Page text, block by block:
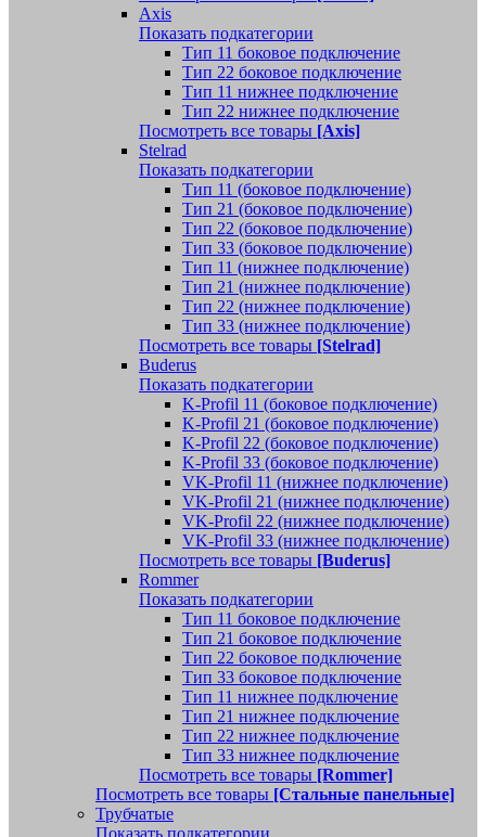
Axis
Показать подкатегории
Тип 11 боковое подключение
Тип 22 боковое подключение
Тип 11 нижнее подключение
Тип 22 нижнее подключение
Посмотреть все товары [Axis]
Stelrad
Показать подкатегории
Tип 11 (боковое подключение)
Тип 21 (боковое подключение)
Тип 22 (боковое подключение)
Тип 33 (боковое подключение)
Тип 11 (нижнее подключение)
Тип 21 (нижнее подключение)
Тип 22 (нижнее подключение)
Тип 33 (нижнее подключение)
Посмотреть все товары [Stelrad]
Buderus
Показать подкатегории
K-Profil 11 (боковое подключение)
K-Profil 21 (боковое подключение)
K-Profil 22 (боковое подключение)
K-Profil 33 (боковое подключение)
VK-Profil 11 (нижнее подключение)
VK-Profil 21 (нижнее подключение)
VK-Profil 22 (нижнее подключение)
VK-Profil 33 (нижнее подключение)
Посмотреть все товары [Buderus]
Rommer
Показать подкатегории
Тип 11 боковое подключение
Тип 21 боковое подключение
Тип 22 боковое подключение
Тип 33 боковое подключение
Тип 11 нижнее подключение
Тип 21 нижнее подключение
Тип 22 нижнее подключение
Тип 33 нижнее подключение
Посмотреть все товары [Rommer]
Посмотреть все товары [Стальные панельные]
Трубчатые
Показать подкатегории